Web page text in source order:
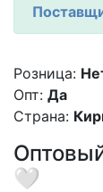
Розница:
Опт: Да
Страна:
🤍